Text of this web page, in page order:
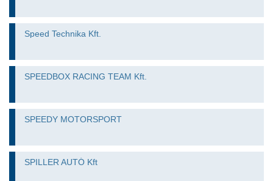
Speed Technika Kft.
SPEEDBOX RACING TEAM Kft.
SPEEDY MOTORSPORT
SPILLER AUTÓ Kft